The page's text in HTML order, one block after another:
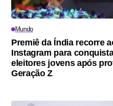
Mundo
Premiê da Índia recorre
Instagram para
eleitores jovens após
Geração Z